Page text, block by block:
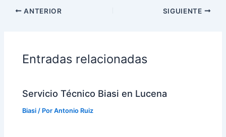
ANTERIOR SIGUIENTE
Entradas relacionadas
Servicio Técnico Biasi en Lucena
Biasi / PorAntonio Ruiz